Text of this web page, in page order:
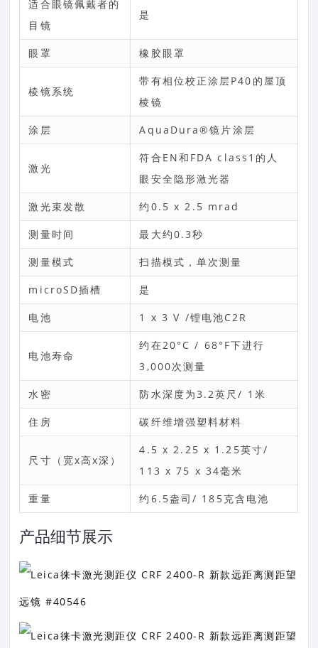
适合眼镜佩戴者的
目镜
是
眼罩 橡胶眼罩
棱镜系统
带有相位校正涂层P40的屋顶
棱镜
涂层 AquaDura®镜片涂层
激光
符合EN和FDA class1的人
眼安全隐形激光器
激光束发散 约0.5 x 2.5 mrad
测量时间 最大约0.3秒
测量模式 扫描模式，单次测量
microSD插槽 是
电池 1 x 3 V /锂电池C2R
电池寿命
约在20°C / 68°F下进行
3,000次测量
水密 防水深度为3.2英尺/ 1米
住房 碳纤维增强塑料材料
尺寸（宽x高x深）
4.5 x 2.25 x 1.25英寸/
113 x 75 x 34毫米
重量 约6.5盎司/ 185克含电池
产品细节展示